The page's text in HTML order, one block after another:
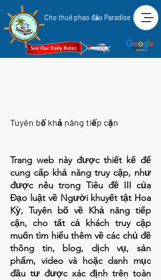
Cho thuê phao đảo Paradise
Tuyên bố khả năng tiếp cận
Trang web này được thiết kế để
cung cấp khả năng truy cập, như
được nêu trong Tiêu đề III của
Đạo luật về Người khuyết tật Hoa
Kỳ, Tuyên bố về Khả năng tiếp
cận, cho tất cả khách truy cập
muốn tìm hiểu thêm về các chủ đề
thông tin, blog, dịch vụ, sản
phẩm, video và hoặc danh mục
đầu tư được xác định trên toàn